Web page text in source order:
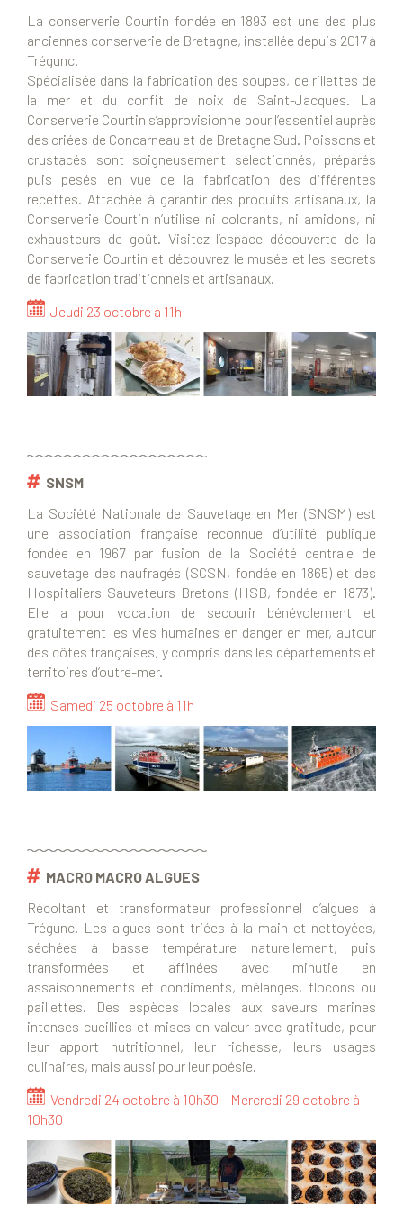
La conserverie Courtin fondée en 1893 est une des plus
anciennes conserverie de Bretagne, installée depuis 2017 à
Trégunc.
Spécialisée dans la fabrication des soupes, de rillettes de
la mer et du confit de noix de Saint-Jacques. La
Conserverie Courtin s’approvisionne pour l’essentiel auprès
des criées de Concarneau et de Bretagne Sud. Poissons et
crustacés sont soigneusement sélectionnés, préparés
puis pesés en vue de la fabrication des différentes
recettes. Attachée à garantir des produits artisanaux, la
Conserverie Courtin n’utilise ni colorants, ni amidons, ni
exhausteurs de goût. Visitez l’espace découverte de la
Conserverie Courtin et découvrez le musée et les secrets
de fabrication traditionnels et artisanaux.
Jeudi 23 octobre à 11h
SNSM
La Société Nationale de Sauvetage en Mer (SNSM) est
une association française reconnue d’utilité publique
fondée en 1967 par fusion de la Société centrale de
sauvetage des naufragés (SCSN, fondée en 1865) et des
Hospitaliers Sauveteurs Bretons (HSB, fondée en 1873).
Elle a pour vocation de secourir bénévolement et
gratuitement les vies humaines en danger en mer, autour
des côtes françaises, y compris dans les départements et
territoires d’outre-mer.
Samedi 25 octobre à 11h
MACRO MACRO ALGUES
Récoltant et transformateur professionnel d’algues à
Trégunc. Les algues sont triées à la main et nettoyées,
séchées à basse température naturellement, puis
transformées et affinées avec minutie en
assaisonnements et condiments, mélanges, flocons ou
paillettes. Des espèces locales aux saveurs marines
intenses cueillies et mises en valeur avec gratitude, pour
leur apport nutritionnel, leur richesse, leurs usages
culinaires, mais aussi pour leur poésie.
Vendredi 24 octobre à 10h30 – Mercredi 29 octobre à
10h30